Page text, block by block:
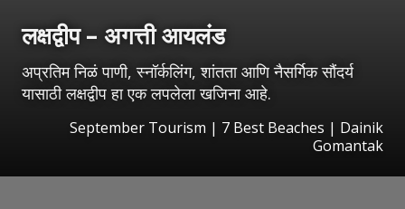
लक्षद्वीप – अगत्ती आयलंड
अप्रतिम निळं पाणी, स्नॉर्कलिंग, शांतता आणि नैसर्गिक सौंदर्य
यासाठी लक्षद्वीप हा एक लपलेला खजिना आहे.
September Tourism | 7 Best Beaches | Dainik
Gomantak